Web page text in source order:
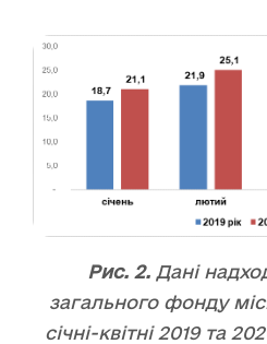
Рис. 2.Дані
загального фонду
січні-квітні 2019 та